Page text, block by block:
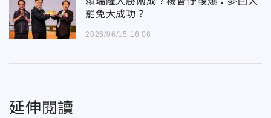
罷免大成功？
2026/06/15 16:06
延伸閱讀